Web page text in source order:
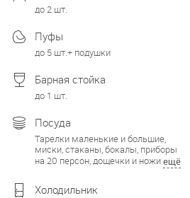
до 2 шт.
Пуфы
до 5 шт.+ подушки
Барная стойка
до 1 шт.
Посуда
Тарелки маленькие и большие,
миски, стаканы, бокалы, приборы
на 20 персон, дощечки и ножиещё
Холодильник